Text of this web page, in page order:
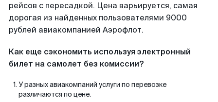
рейсов с пересадкой. Цена варьируется, самая
дорогая из найденных пользователями 9000
рублей авиакомпанией Аэрофлот.
Как еще сэкономить используя электронный
билет на самолет без комиссии?
У разных авиакомпаний услуги по перевозке
различаются по цене.